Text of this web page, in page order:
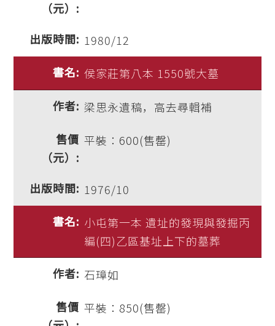
1980/12
侯家莊第八本 1550號大墓
梁思永遺稿，高去尋輯補
平裝：600(售罄)
1976/10
小屯第一本 遺址的發現與發掘丙
編(四)乙區基址上下的墓葬
石璋如
平裝：850(售罄)